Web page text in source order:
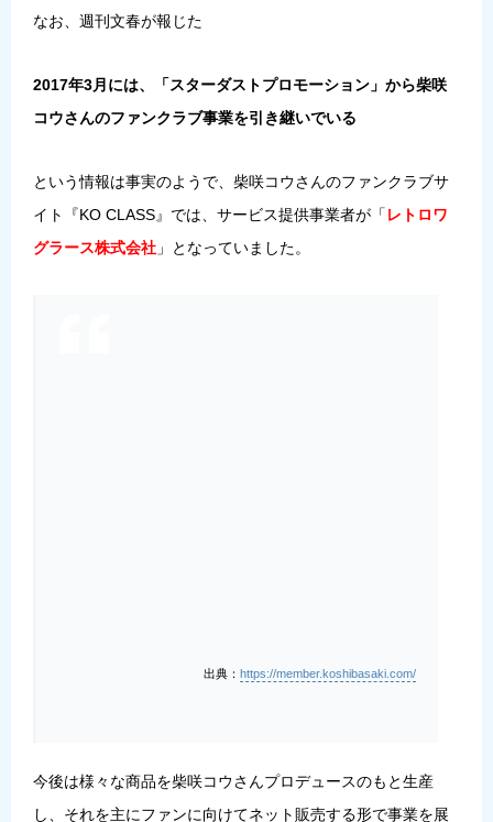
なお、週刊文春が報じた
2017年3月には、「スターダストプロモーション」から柴咲
コウさんのファンクラブ事業を引き継いでいる
という情報は事実のようで、柴咲コウさんのファンクラブサ
イト『KO CLASS』では、サービス提供事業者が「 レトロワ
グラース株式会社 」となっていました。
出典： https://member.koshibasaki.com/
今後は様々な商品を柴咲コウさんプロデュースのもと生産
し、それを主にファンに向けてネット販売する形で事業を展